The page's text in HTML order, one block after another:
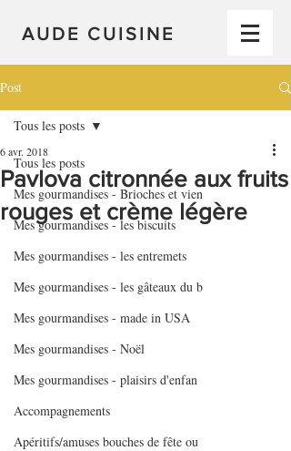
AUDE CUISINE
Post
Tous les posts
Mes gourmandises - Brioches et vien
Mes gourmandises - les biscuits
Mes gourmandises - les entremets
Mes gourmandises - les gâteaux du b
Mes gourmandises - made in USA
Mes gourmandises - Noël
Mes gourmandises - plaisirs d'enfan
Accompagnements
Apéritifs/amuses bouches de fête ou
Tous les posts
Pavlova citronnée aux fruits
rouges et crème légère
6 avr. 2018